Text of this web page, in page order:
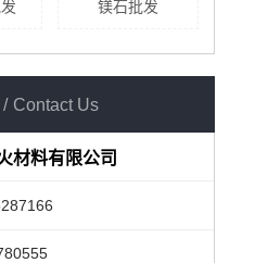
镁石批发
Contact Us
材料有限公司